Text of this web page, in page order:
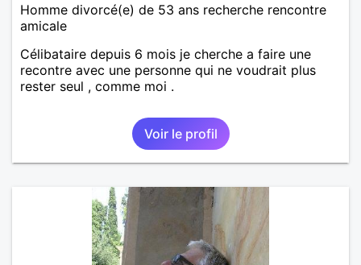
Homme divorcé(e) de 53 ans recherche rencontre
amicale
Célibataire depuis 6 mois je cherche a faire une
recontre avec une personne qui ne voudrait plus
rester seul , comme moi .
Voir le profil